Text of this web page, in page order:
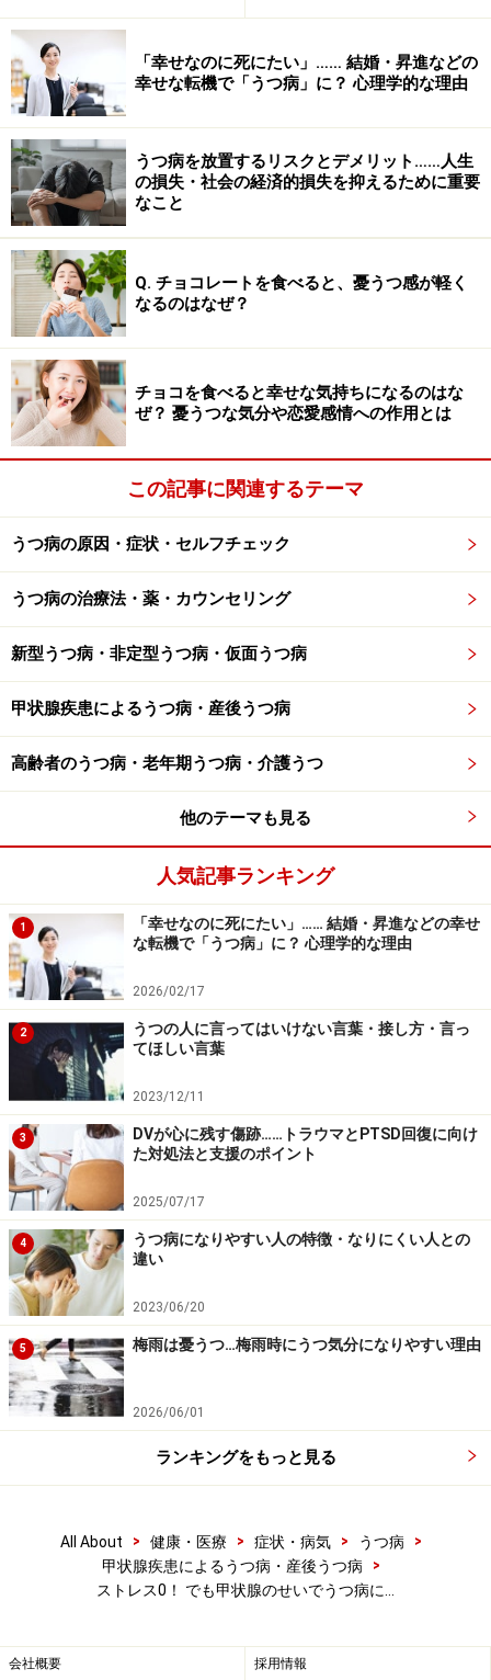
意欲の減退
集中力の低下
記憶力の低下
頭の回転が以前より鈍くなる
つまり、甲状腺機能が低下すると、うつ病でよく見られ
る症状が出現しやすくなるのです。一方、甲状腺機能亢
進が特徴的な病気にはバセドウ病などがあり、以下のよ
うな精神症状が見られます。
不安や緊張が強い
イライラし、気が散りやすい
気分が変化しやすい
甲状腺機能に異常が生じると、上記のように、精神活動
に様々な影響が現れますが、甲状腺ホルモンの他にも副
腎皮質ホルモン、性ホルモンなどもうつ病の原因になり
ます。ホルモンは正常に働いている間はなかなかその存
在に気付きにくいものですが、私達を肉体的にも精神的
にも支障なく機能させる上で重要な役目を担っていま
す。
※記事内容は執筆時点のものです。最新の内容をご確認くださ
※当サイトにおける医師・医療従事者等による情報の提供は、診
断・治療行為ではありません。診断・治療を必要とする方は、適
切な医療機関での受診をおすすめいたします。記事内容は執筆者
個人の見解によるものであり、全ての方への有効性を保証するも
のではありません。当サイトで提供する情報に基づいて被ったい
かなる損害についても、当社、各ガイド、その他当社と契約した
情報提供者は一切の責任を負いかねます。
「幸せなのに死にたい」…… 結婚・昇進などの
幸せな転機で「うつ病」に？ 心理学的な理由
うつ病を放置するリスクとデメリット……人生
の損失・社会の経済的損失を抑えるために重要
なこと
Q. チョコレートを食べると、憂うつ感が軽く
なるのはなぜ？
チョコを食べると幸せな気持ちになるのはな
ぜ？ 憂うつな気分や恋愛感情への作用とは
この記事に関連するテーマ
うつ病の原因・症状・セルフチェック
うつ病の治療法・薬・カウンセリング
新型うつ病・非定型うつ病・仮面うつ病
甲状腺疾患によるうつ病・産後うつ病
高齢者のうつ病・老年期うつ病・介護うつ
他のテーマも見る
人気記事ランキング
1
「幸せなのに死にたい」…… 結婚・昇進などの幸せ
な転機で「うつ病」に？ 心理学的な理由
2026/02/17
2
うつの人に言ってはいけない言葉・接し方・言っ
てほしい言葉
2023/12/11
3
DVが心に残す傷跡……トラウマとPTSD回復に向け
た対処法と支援のポイント
2025/07/17
4
うつ病になりやすい人の特徴・なりにくい人との
違い
2023/06/20
5 梅雨は憂うつ…梅雨時にうつ気分になりやすい理由
2026/06/01
ランキングをもっと見る
All About > 健康・医療 > 症状・病気 > うつ病
>
甲状腺疾患によるうつ病・産後うつ病
>
ストレス0！ でも甲状腺のせいでうつ病に…
会社概要 採用情報